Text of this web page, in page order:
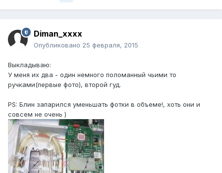
Diman_xxxx
Опубликовано 25 февраля, 2015
Выкладываю:
У меня их два - один немного поломанный чьими то
ручками(первые фото), второй гуд.
PS: Блин запарился уменьшать фотки в объеме!, хоть они и
совсем не очень )